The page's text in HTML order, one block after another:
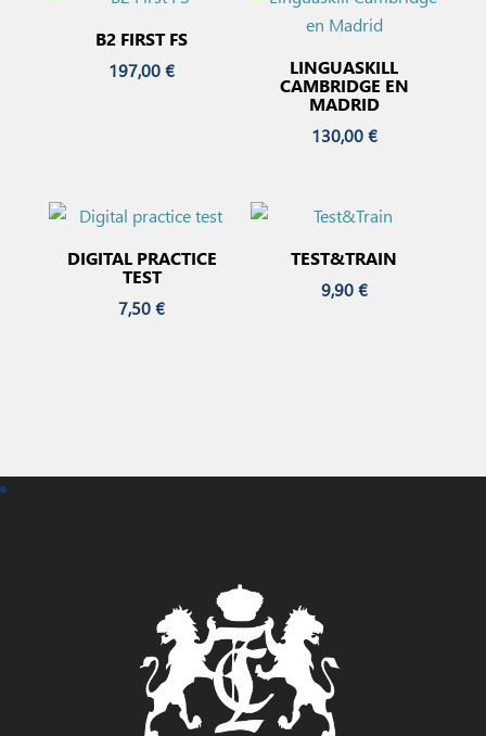
B2 FIRST FS
197,00€
LINGUASKILL
CAMBRIDGE EN
MADRID
130,00€
DIGITAL PRACTICE
TEST
7,50€
TEST&TRAIN
9,90€